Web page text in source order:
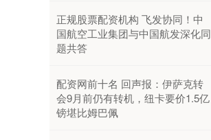
正规股票配资机构 飞发协同！中
国航空工业集团与中国航发深化同
题共答
配资网前十名 回声报：伊萨克转
会9月前仍有转机，纽卡要价1.5亿
镑堪比姆巴佩